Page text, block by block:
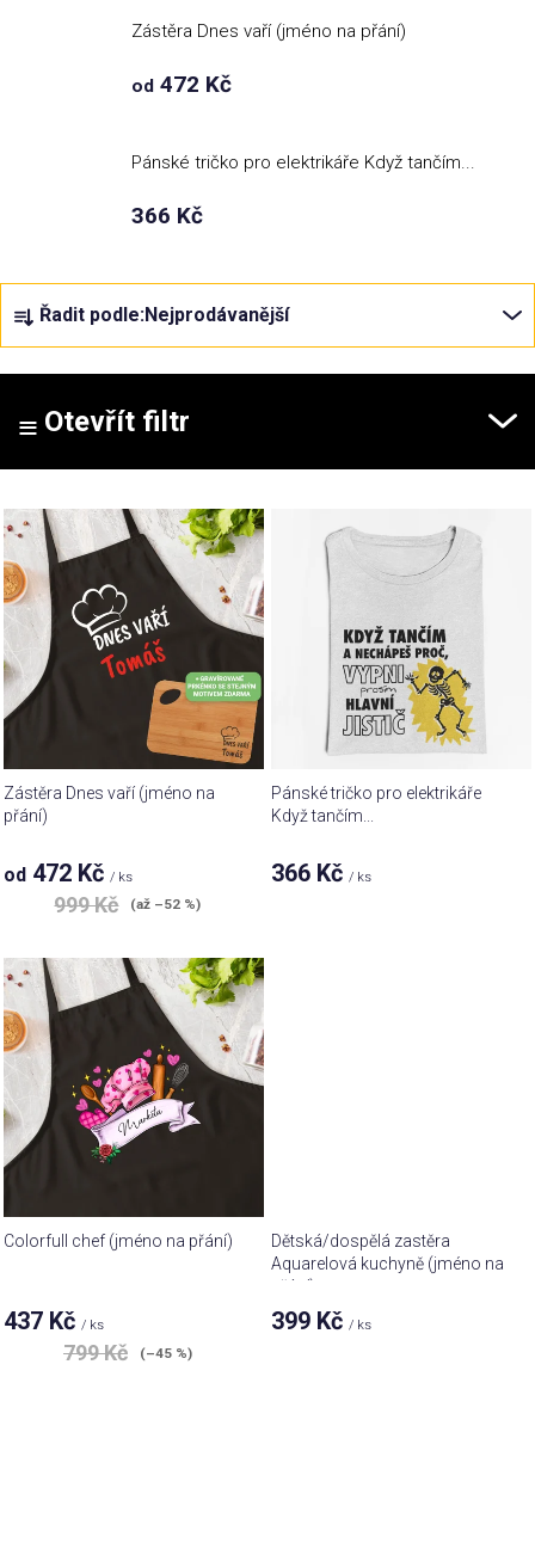
Zástěra Dnes vaří (jméno na přání)
od 472 Kč
Pánské tričko pro elektrikáře Když tančím...
366 Kč
z
r
o
d
u
k
t
ů
Řadit podle:Nejprodávanější
Otevřít filtr
V
ý
p
i
s
p
r
o
d
u
k
ů
Zástěra Dnes vaří (jméno na
přání)
od 472 Kč/ ks
999 Kč (až –52 %)
Pánské tričko pro elektrikáře
Když tančím...
366 Kč/ ks
Colorfull chef (jméno na přání)
437 Kč/ ks
799 Kč (–45 %)
Dětská/dospělá zastěra
Aquarelová kuchyně (jméno na
přání)
399 Kč/ ks